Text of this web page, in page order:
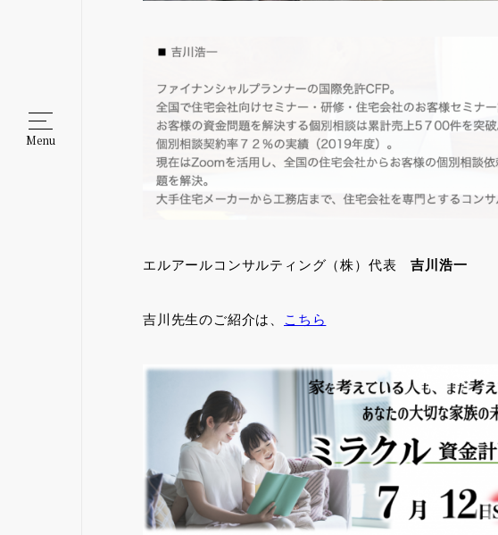
Menu
エルアールコンサルティング（株）代表吉川浩一
吉川先生のご紹介は、 こちら